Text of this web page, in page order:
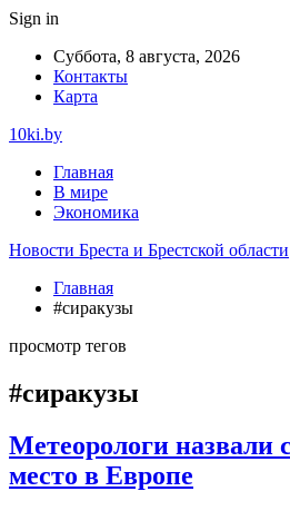
Sign in
Суббота, 8 августа, 2026
Контакты
Карта
10ki.by
Главная
В мире
Экономика
Новости Бреста и Брестской области
Главная
#сиракузы
просмотр тегов
#сиракузы
Метеорологи назвали
место в Европе